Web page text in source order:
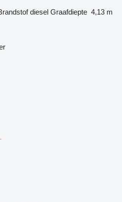
diesel Graafdiepte 4,13 m